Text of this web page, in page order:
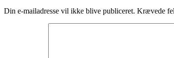
Din e-mailadresse vil ikke blive publiceret. Krævede